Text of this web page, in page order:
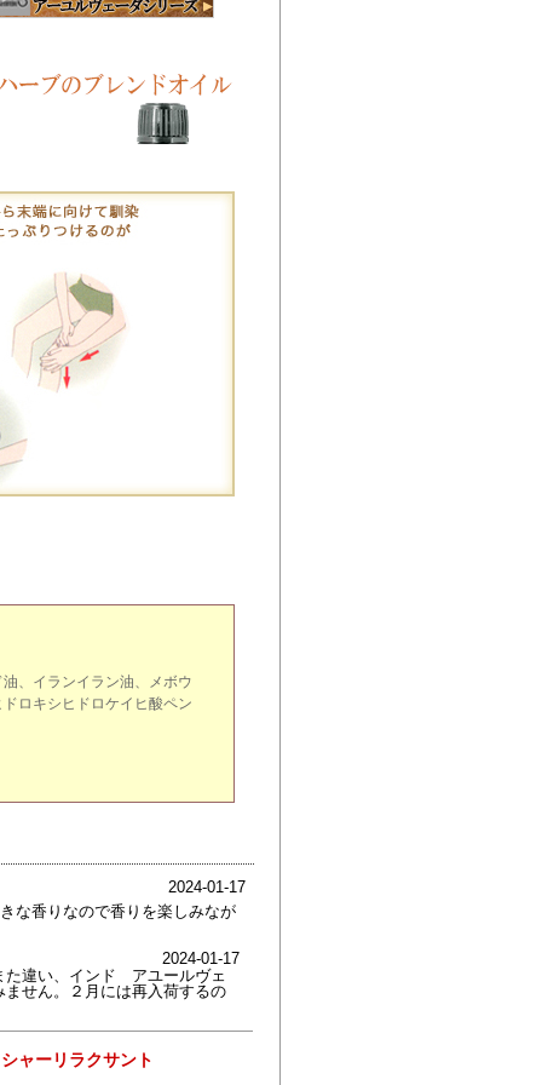
、イランイラン油、メボウ
ロキシヒドロケイヒ酸ペン
2024-01-17
な香りなので香りを楽しみなが
2024-01-17
た違い、インド アユールヴェ
せん。２月には再入荷するの
ャーリラクサント